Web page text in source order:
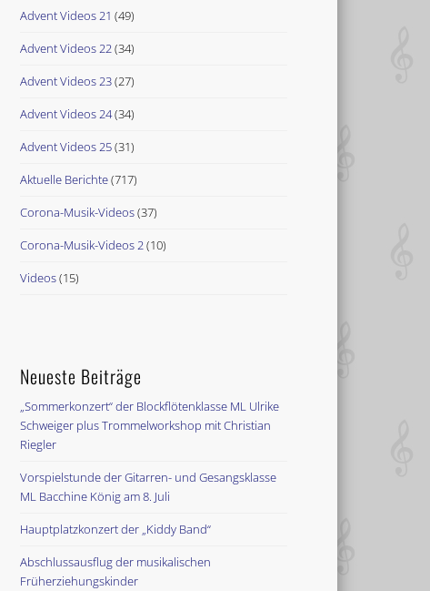
Advent Videos 21 (49)
Advent Videos 22(34)
Advent Videos 23(27)
Advent Videos 24(34)
Advent Videos 25(31)
Aktuelle Berichte(717)
Corona-Musik-Videos(37)
Corona-Musik-Videos 2(10)
Videos(15)
Neueste Beiträge
„Sommerkonzert“ der Blockflötenklasse ML Ulrike
Schweiger plus Trommelworkshop mit Christian
Riegler
Vorspielstunde der Gitarren- und Gesangsklasse
ML Bacchine König am 8. Juli
Hauptplatzkonzert der „Kiddy Band“
Abschlussausflug der musikalischen
Früherziehungskinder